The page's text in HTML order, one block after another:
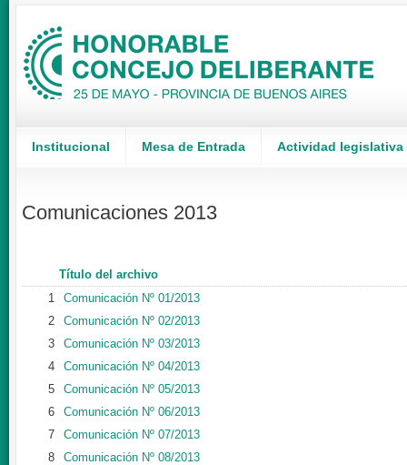
Institucional Mesa de Entrada Actividad legislativa
Comunicaciones 2013
Título del archivo
1
Comunicación Nº 01/2013
2
Comunicación Nº 02/2013
3
Comunicación Nº 03/2013
4
Comunicación Nº 04/2013
5
Comunicación Nº 05/2013
6
Comunicación Nº 06/2013
7
Comunicación Nº 07/2013
8
Comunicación Nº 08/2013